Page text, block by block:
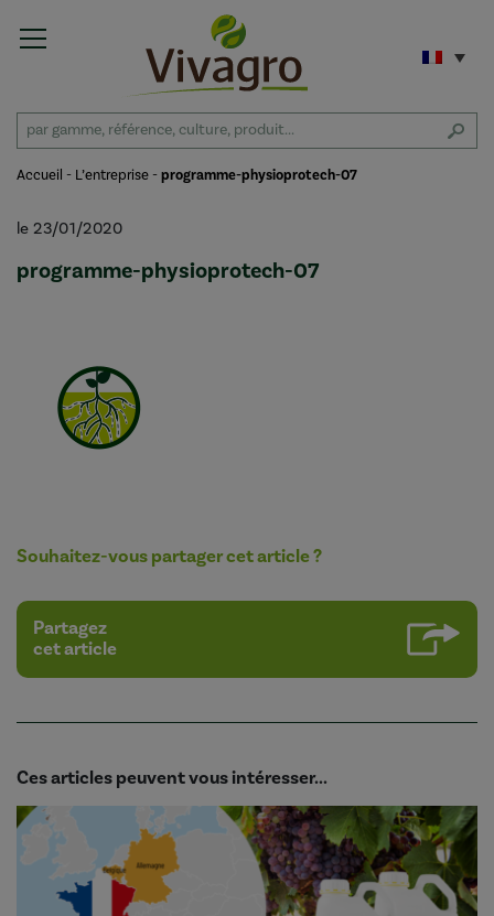
Accueil - L’entreprise -programme-physioprotech-07
le 23/01/2020
programme-physioprotech-07
Souhaitez-vous partager cet article ?
Partagez
cet article
Ces articles peuvent vous intéresser...